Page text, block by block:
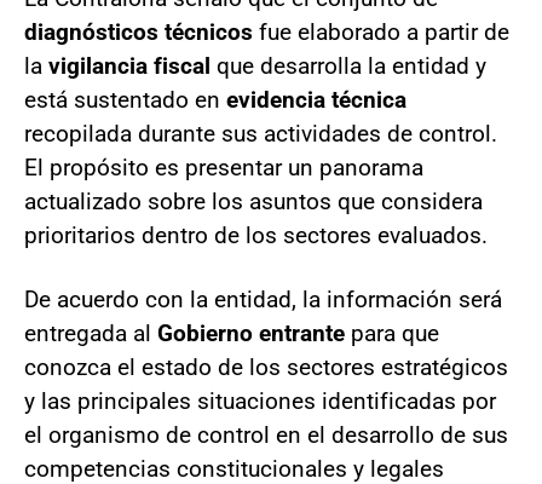
diagnósticos técnicos fue elaborado a partir de
la vigilancia fiscal que desarrolla la entidad y
está sustentado en evidencia técnica
recopilada durante sus actividades de control.
El propósito es presentar un panorama
actualizado sobre los asuntos que considera
prioritarios dentro de los sectores evaluados.
De acuerdo con la entidad, la información será
entregada al Gobierno entrante para que
conozca el estado de los sectores estratégicos
y las principales situaciones identificadas por
el organismo de control en el desarrollo de sus
competencias constitucionales y legales